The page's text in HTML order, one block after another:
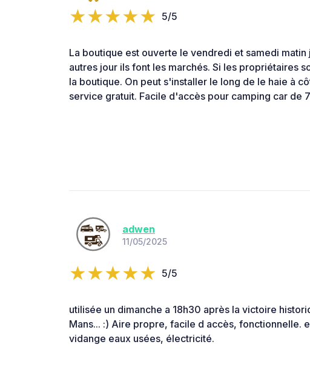
5/5
La boutique est ouverte le vendredi et samedi matin
autres jour ils font les marchés. Si les propriétaires
la boutique. On peut s'installer le long de le haie à
service gratuit. Facile d'accès pour camping car de
adwen
11/05/2025
5/5
utilisée un dimanche a 18h30 après la victoire
Mans... :) Aire propre, facile d accès, fonctionnelle.
vidange eaux usées, électricité.